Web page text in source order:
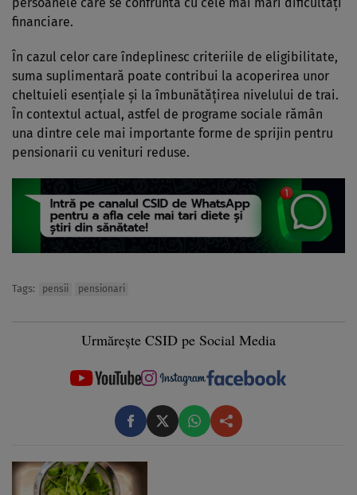
financiare.
În cazul celor care îndeplinesc criteriile de eligibilitate,
suma suplimentară poate contribui la acoperirea unor
cheltuieli esențiale și la îmbunătățirea nivelului de trai.
În contextul actual, astfel de programe sociale rămân
una dintre cele mai importante forme de sprijin pentru
pensionarii cu venituri reduse.
Tags: pensii pensionari
Urmărește CSID pe Social Media